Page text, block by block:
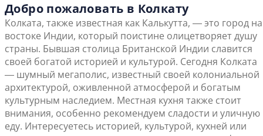
Добро пожаловать в Колкату
Колката, также известная как Калькутта, ― это город на
востоке Индии, который поистине олицетворяет душу
страны. Бывшая столица Британской Индии славится
своей богатой историей и культурой. Сегодня Колката
― шумный мегаполис, известный своей колониальной
архитектурой, оживленной атмосферой и богатым
культурным наследием. Местная кухня также стоит
внимания, особенно рекомендуем сладости и уличную
еду. Интересуетесь историей, культурой, кухней или